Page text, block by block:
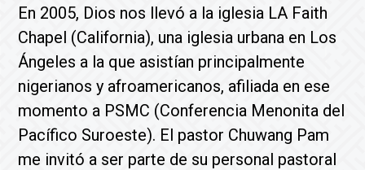
En 2005, Dios nos llevó a la iglesia LA Faith
Chapel (California), una iglesia urbana en Los
Ángeles a la que asistían principalmente
nigerianos y afroamericanos, afiliada en ese
momento a PSMC (Conferencia Menonita del
Pacífico Suroeste). El pastor Chuwang Pam
me invitó a ser parte de su personal pastoral